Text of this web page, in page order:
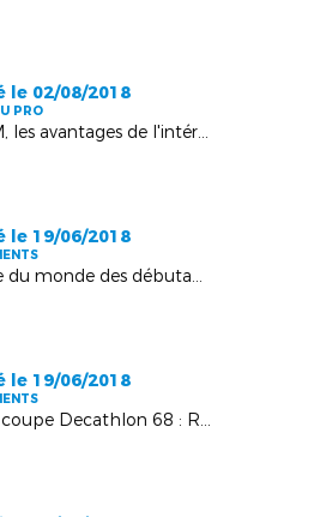
le 02/08/2018
PRO
GEZIM, les avantages de l'intérim
le 19/06/2018
Coupe du monde des débutants - poussines
le 19/06/2018
Finale coupe Decathlon 68 : RHW 96 2 - ASL Koetzingue 2 : 2-3